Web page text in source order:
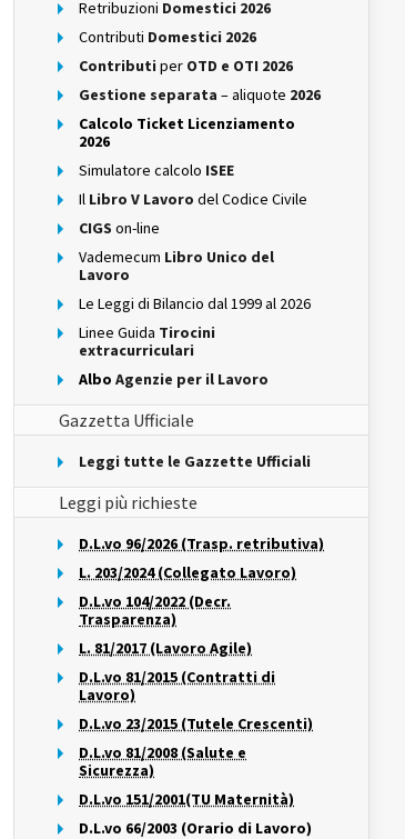
Retribuzioni Domestici 2026
Contributi Domestici 2026
Contributi per OTD e OTI 2026
Gestione separata – aliquote 2026
Calcolo Ticket Licenziamento
2026
Simulatore calcolo ISEE
Il Libro V Lavoro del Codice Civile
CIGS on-line
Vademecum Libro Unico del
Lavoro
Le Leggi di Bilancio dal 1999 al 2026
Linee Guida Tirocini
extracurriculari
Albo Agenzie per il Lavoro
Gazzetta Ufficiale
Leggi tutte le Gazzette Ufficiali
Leggi più richieste
D.L.vo 96/2026 (Trasp. retributiva)
L. 203/2024 (Collegato Lavoro)
D.L.vo 104/2022 (Decr.
Trasparenza)
L. 81/2017 (Lavoro Agile)
D.L.vo 81/2015 (Contratti di
Lavoro)
D.L.vo 23/2015 (Tutele Crescenti)
D.L.vo 81/2008 (Salute e
Sicurezza)
D.L.vo 151/2001(TU Maternità)
D.L.vo 66/2003 (Orario di Lavoro)